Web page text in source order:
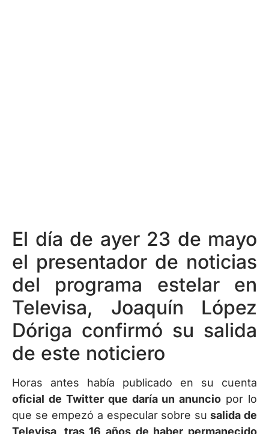
El día de ayer 23 de mayo
el presentador de noticias
del programa estelar en
Televisa, Joaquín López
Dóriga confirmó su salida
de este noticiero
Horas antes había publicado en su cuenta
oficial de Twitter que daría un anuncio por lo
que se empezó a especular sobre su salida de
Televisa, tras 16 años de haber permanecido